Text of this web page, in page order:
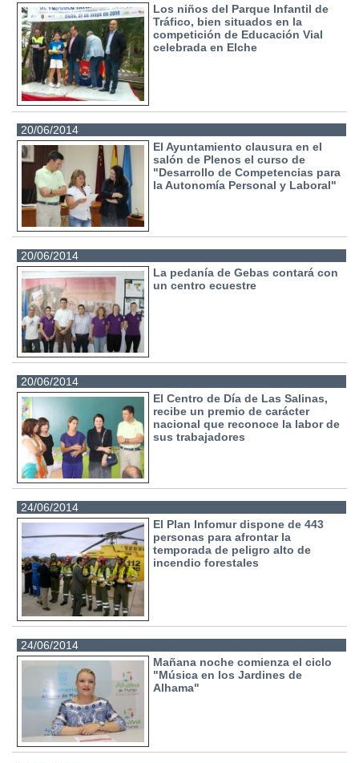
Los niños del Parque Infantil de
Tráfico, bien situados en la
competición de Educación Vial
celebrada en Elche
20/06/2014
El Ayuntamiento clausura en el
salón de Plenos el curso de
"Desarrollo de Competencias para
la Autonomía Personal y Laboral"
20/06/2014
La pedanía de Gebas contará con
un centro ecuestre
20/06/2014
El Centro de Día de Las Salinas,
recibe un premio de carácter
nacional que reconoce la labor de
sus trabajadores
24/06/2014
El Plan Infomur dispone de 443
personas para afrontar la
temporada de peligro alto de
incendio forestales
24/06/2014
Mañana noche comienza el ciclo
"Música en los Jardines de
Alhama"